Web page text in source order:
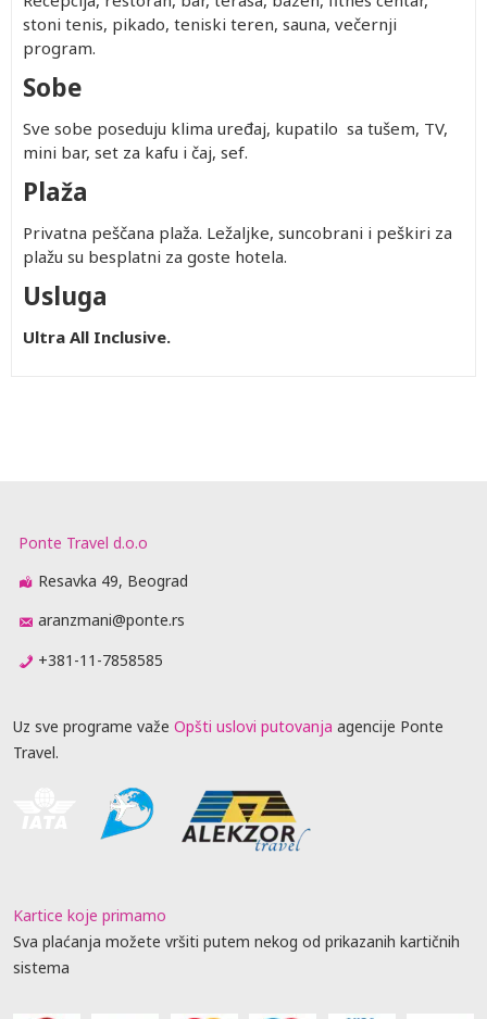
stoni tenis, pikado, teniski teren, sauna, večernji
program.
Sobe
Sve sobe poseduju klima uređaj, kupatilo sa tušem, TV,
mini bar, set za kafu i čaj, sef.
Plaža
Privatna peščana plaža. Ležaljke, suncobrani i peškiri za
plažu su besplatni za goste hotela.
Usluga
Ultra All Inclusive.
Ponte Travel d.o.o
Resavka 49, Beograd
aranzmani@ponte.rs
+381-11-7858585
Uz sve programe važe Opšti uslovi putovanja agencije Ponte
Travel.
Kartice koje primamo
Sva plaćanja možete vršiti putem nekog od prikazanih kartičnih
sistema